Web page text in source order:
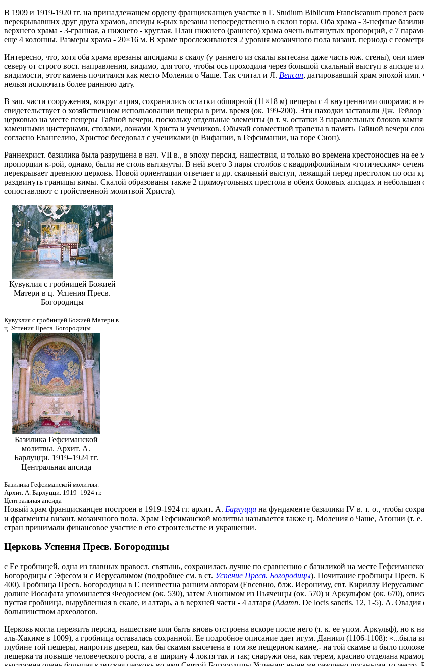
В 1909 и 1919-1920 гг. на принадлежащем ордену францисканцев участке в Г. Studium Biblicum Franciscanum провел
перекрывавших друг друга храмов, апсиды к-рых врезаны непосредственно в склон горы. Оба храма - 3-нефные
верхнего храма - 3-гранная, а нижнего - круглая. План нижнего (раннего) храма очень вытянутых пропорций, с 7
еще 4 колонны. Размеры храма - 20×16 м. В храме прослеживаются 2 уровня мозаичного пола визант. периода с
Интересно, что, хотя оба храма врезаны апсидами в скалу (у раннего из скалы вытесана даже часть юж. стены), они
северу от строго вост. направления, видимо, для того, чтобы ось проходила через большой скальный выступ в
видимости, этот камень почитался как место Моления о Чаше. Так считал и Л. Венсан, датировавший храм эпохой имп.
нельзя исключать более раннюю дату.
В зап. части сооружения, вокруг атрия, сохранились остатки обширной (11×18 м) пещеры с 4 внутренними опорами; в
свидетельствует о хозяйственном использовании пещеры в рим. время (ок. 199-200). Эти находки заставили Дж.
церковью на месте пещеры Тайной вечери, поскольку отдельные элементы (в т. ч. остатки 3 параллельных блоков
каменными цистернами, столами, ложами Христа и учеников. Обычай совместной трапезы в память Тайной вечери
согласно Евангелию, Христос беседовал с учениками (в Вифании, в Гефсимании, на горе Сион).
Раннехрист. базилика была разрушена в нач. VII в., в эпоху персид. нашествия, и только во времена крестоносцев на
пропорции к-рой, однако, были не столь вытянуты. В ней всего 3 пары столбов с квадрифолийным «готическим»
перекрывает древнюю церковь. Новой ориентации отвечает и др. скальный выступ, лежащий перед престолом по оси
раздвинуть границы вимы. Скалой образованы также 2 прямоугольных престола в обеих боковых апсидах и
сопоставляют с тройственной молитвой Христа).
Кувуклия с гробницей Божией
Матери в ц. Успения Пресв.
Богородицы
Кувуклия с гробницей Божией Матери в
ц. Успения Пресв. Богородицы
Базилика Гефсиманской
молитвы. Архит. А.
Барлуцци. 1919–1924 гг.
Центральная апсида
Базилика Гефсиманской молитвы.
Архит. А. Барлуцци. 1919–1924 гг.
Центральная апсида
Новый храм францисканцев построен в 1919-1924 гг. архит. А. Барлуцци на фундаменте базилики IV в. т. о., чтобы
и фрагменты визант. мозаичного пола. Храм Гефсиманской молитвы называется также ц. Моления о Чаше, Агонии (т.
стран принимали финансовое участие в его строительстве и украшении.
Церковь Успения Пресв. Богородицы
с Ее гробницей, одна из главных правосл. святынь, сохранилась лучше по сравнению с базиликой на месте
Богородицы с Эфесом и с Иерусалимом (подробнее см. в ст. Успение Пресв. Богородицы). Почитание гробницы Пресв.
400). Гробница Пресв. Богородицы в Г. неизвестна ранним авторам (Евсевию, блж. Иерониму, свт. Кириллу
долине Иосафата упоминается Феодосием (ок. 530), затем Анонимом из Пьяченцы (ок. 570) и Аркульфом (ок. 670),
пустая гробница, вырубленная в скале, и алтарь, а в верхней части - 4 алтаря (Adamn. De locis sanctis. 12, 1-5). А. Овадия
большинством археологов.
Церковь могла пережить персид. нашествие или быть вновь отстроена вскоре после него (т. к. ее упом. Аркульф), но к
аль-Хакиме в 1009), а гробница оставалась сохранной. Ее подробное описание дает игум. Даниил (1106-1108):
глубине той пещеры, напротив дверец, как бы скамья высечена в том же пещерном камне,- на той скамье и было
пещерка та повыше человеческого роста, а в ширину 4 локтя так и так; снаружи она, как терем, красиво отделана